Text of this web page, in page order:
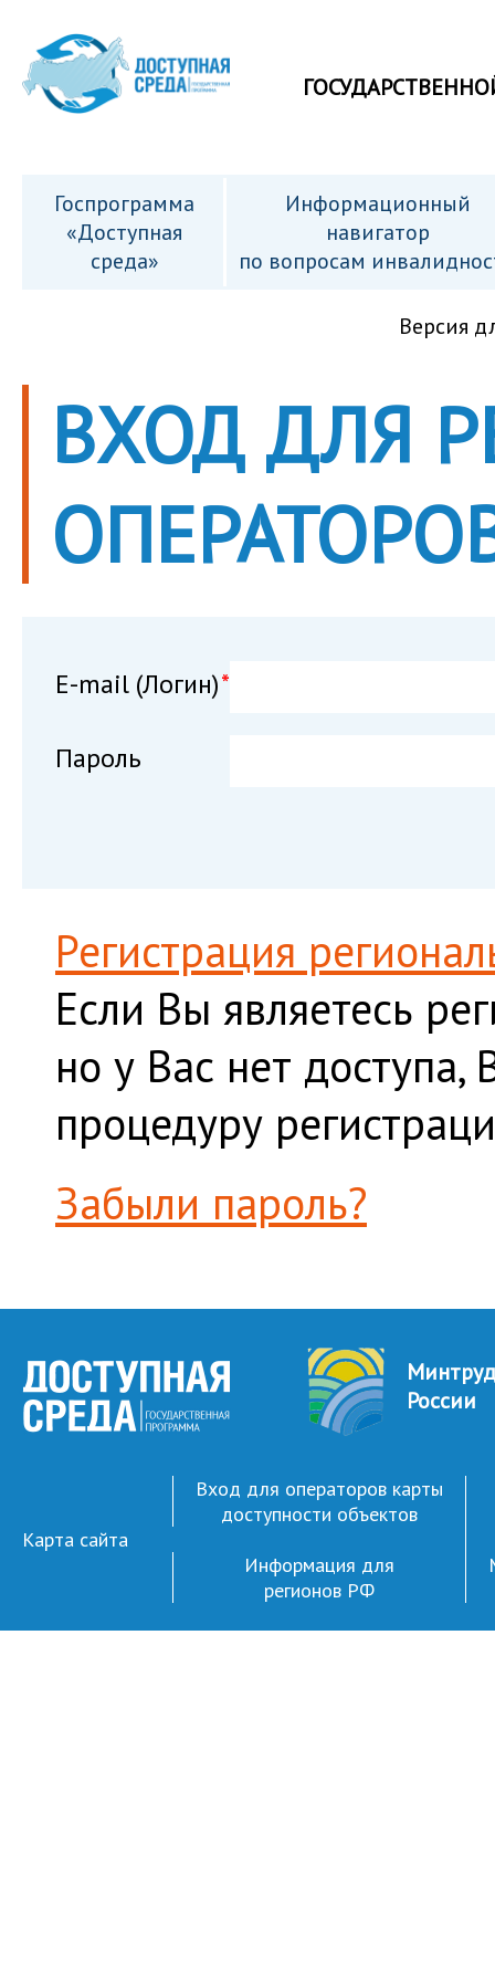
Госпрограмма
«Доступная
среда»
Информационный
навигатор
по вопросам
Версия
ВХОД ДЛЯ
E-mail (Логин)*
Пароль
Регистрация
Если Вы являетесь
но у Вас нет
процедуру
Забыли пароль?
Минтруд
России
Карта сайта
Вход для операторов карты
доступности объектов
Информация для
регионов РФ